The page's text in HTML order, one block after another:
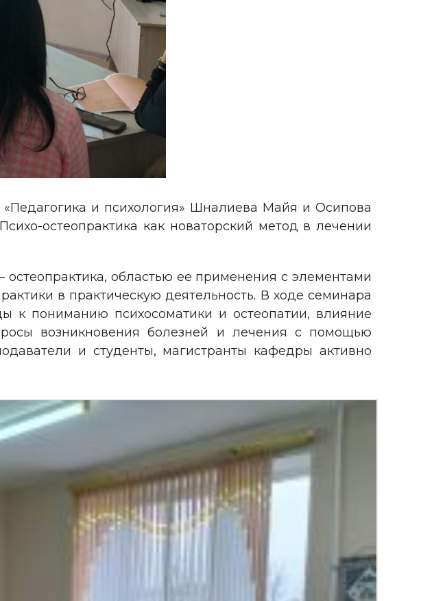
и психология» Шналиева Майя и Осипова
остеопрактика как новаторский метод в лечении
областью ее применения с элементами
в практическую деятельность. В ходе семинара
к пониманию психосоматики и остеопатии, влияние
возникновения болезней и лечения с помощью
и студенты, магистранты кафедры активно